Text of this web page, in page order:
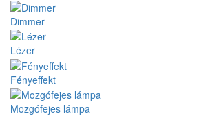
Dimmer
Lézer
Fényeffekt
Mozgófejes lámpa